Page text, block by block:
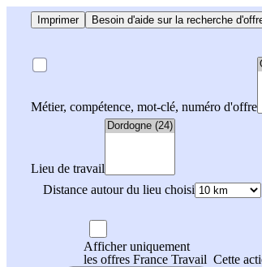
Imprimer Besoin d'aide sur la recherche
Métier, compétence, mot-clé, numéro d'offre
Lieu de travail
Distance autour du lieu choisi
Afficher uniquement
les offres France Travail Cette